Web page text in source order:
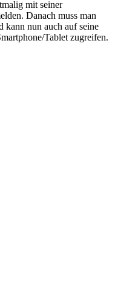
mit seiner
Danach muss man
kann nun auch auf seine
Tablet zugreifen.